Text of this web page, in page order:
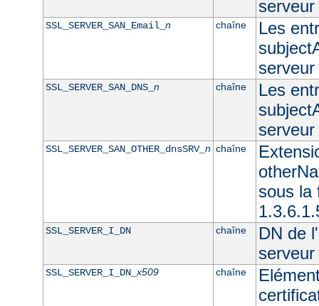
serveur
SSL_SERVER_SAN_Email_ n chaîne
Les
SSL_SERVER_SAN_DNS_ n chaîne
Les
SSL_SERVER_SAN_OTHER_dnsSRV_ n chaîne
sous la
SSL_SERVER_I_DN chaîne
DN de
serveur
SSL_SERVER_I_DN_x509 chaîne